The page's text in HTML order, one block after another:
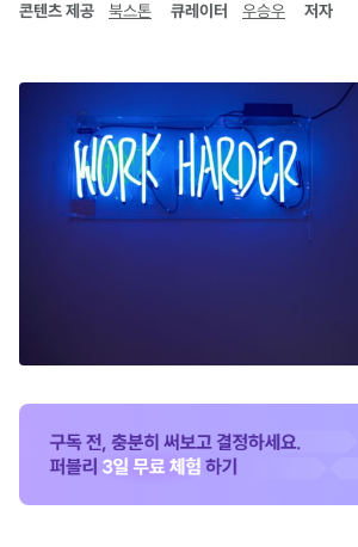
콘텐츠 제공 북스톤 큐레이터 우승우 저자